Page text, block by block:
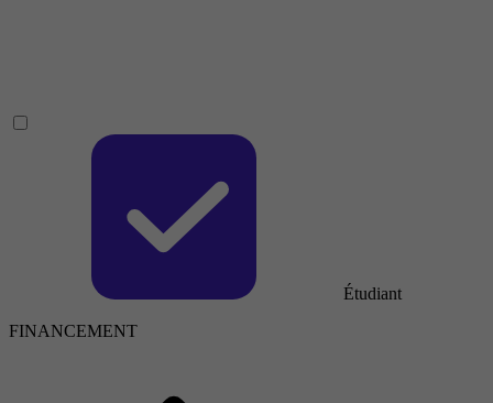
Étudiant
FINANCEMENT